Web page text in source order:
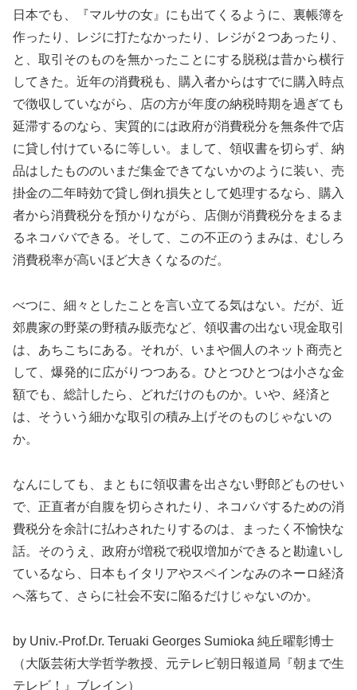
日本でも、『マルサの女』にも出てくるように、裏帳簿を
作ったり、レジに打たなかったり、レジが２つあったり、
と、取引そのものを無かったことにする脱税は昔から横行
してきた。近年の消費税も、購入者からはすでに購入時点
で徴収していながら、店の方が年度の納税時期を過ぎても
延滞するのなら、実質的には政府が消費税分を無条件で店
に貸し付けているに等しい。まして、領収書を切らず、納
品はしたもののいまだ集金できてないかのように装い、売
掛金の二年時効で貸し倒れ損失として処理するなら、購入
者から消費税分を預かりながら、店側が消費税分をまるま
るネコババできる。そして、この不正のうまみは、むしろ
消費税率が高いほど大きくなるのだ。
べつに、細々としたことを言い立てる気はない。だが、近
郊農家の野菜の野積み販売など、領収書の出ない現金取引
は、あちこちにある。それが、いまや個人のネット商売と
して、爆発的に広がりつつある。ひとつひとつは小さな金
額でも、総計したら、どれだけのものか。いや、経済と
は、そういう細かな取引の積み上げそのものじゃないの
か。
なんにしても、まともに領収書を出さない野郎どものせい
で、正直者が自腹を切らされたり、ネコババするための消
費税分を余計に払わされたりするのは、まったく不愉快な
話。そのうえ、政府が増税で税収増加ができると勘違いし
ているなら、日本もイタリアやスペインなみのネーロ経済
へ落ちて、さらに社会不安に陥るだけじゃないのか。
by Univ.-Prof.Dr. Teruaki Georges Sumioka 純丘曜彰博士
（大阪芸術大学哲学教授、元テレビ朝日報道局『朝まで生
テレビ！』ブレイン）